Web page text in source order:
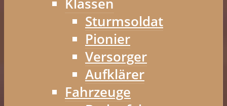
Klassen
Sturmsoldat
Pionier
Versorger
Aufklärer
Fahrzeuge